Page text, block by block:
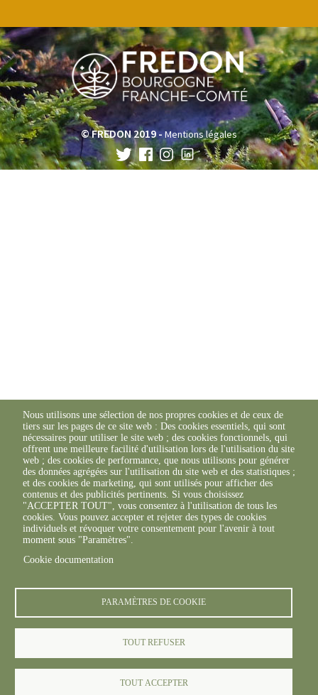
© FREDON 2019 -Mentions légales
Nous utilisons une sélection de nos propres cookies et de ceux de
tiers sur les pages de ce site web : Des cookies essentiels, qui sont
nécessaires pour utiliser le site web ; des cookies fonctionnels, qui
offrent une meilleure facilité d'utilisation lors de l'utilisation du site
web ; des cookies de performance, que nous utilisons pour générer
des données agrégées sur l'utilisation du site web et des statistiques ;
et des cookies de marketing, qui sont utilisés pour afficher des
contenus et des publicités pertinents. Si vous choisissez
"ACCEPTER TOUT", vous consentez à l'utilisation de tous les
cookies. Vous pouvez accepter et rejeter des types de cookies
individuels et révoquer votre consentement pour l'avenir à tout
moment sous "Paramètres".
Cookie documentation
PARAMÈTRES DE COOKIE
TOUT REFUSER
TOUT ACCEPTER